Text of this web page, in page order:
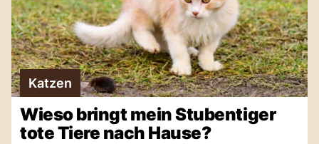
Katzen
Wieso bringt mein Stubentiger
tote Tiere nach Hause?